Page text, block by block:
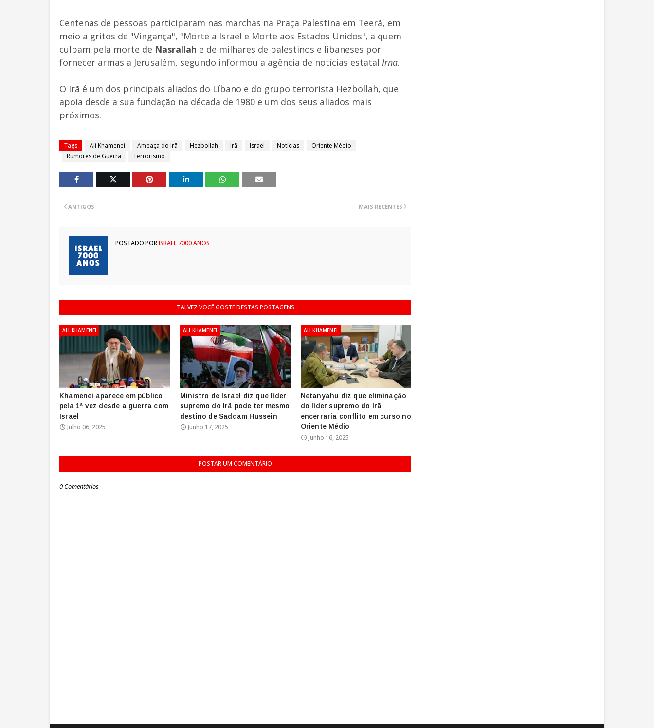
Centenas de pessoas participaram nas marchas na Praça Palestina em Teerã, em
meio a gritos de "Vingança", "Morte a Israel e Morte aos Estados Unidos", a quem
culpam pela morte de Nasrallah e de milhares de palestinos e libaneses por
fornecer armas a Jerusalém, segundo informou a agência de notícias estatal Irna.
O Irã é um dos principais aliados do Líbano e do grupo terrorista Hezbollah, que
apoia desde a sua fundação na década de 1980 e um dos seus aliados mais
próximos.
Tags Ali Khamenei Ameaça do Irã Hezbollah Irã Israel Notícias
Oriente Médio
Rumores de Guerra
Terrorismo
MAIS RECENTES
ANTIGOS
POSTADO PORISRAEL 7000 ANOS
TALVEZ VOCÊ GOSTE DESTAS POSTAGENS
ALI KHAMENEI
Khamenei aparece em público
pela 1ª vez desde a guerra com
Israel
Julho 06, 2025
ALI KHAMENEI
Ministro de Israel diz que líder
supremo do Irã pode ter mesmo
destino de Saddam Hussein
Junho 17, 2025
ALI KHAMENEI
Netanyahu diz que eliminação
do líder supremo do Irã
encerraria conflito em curso no
Oriente Médio
Junho 16, 2025
POSTAR UM COMENTÁRIO
0 Comentários